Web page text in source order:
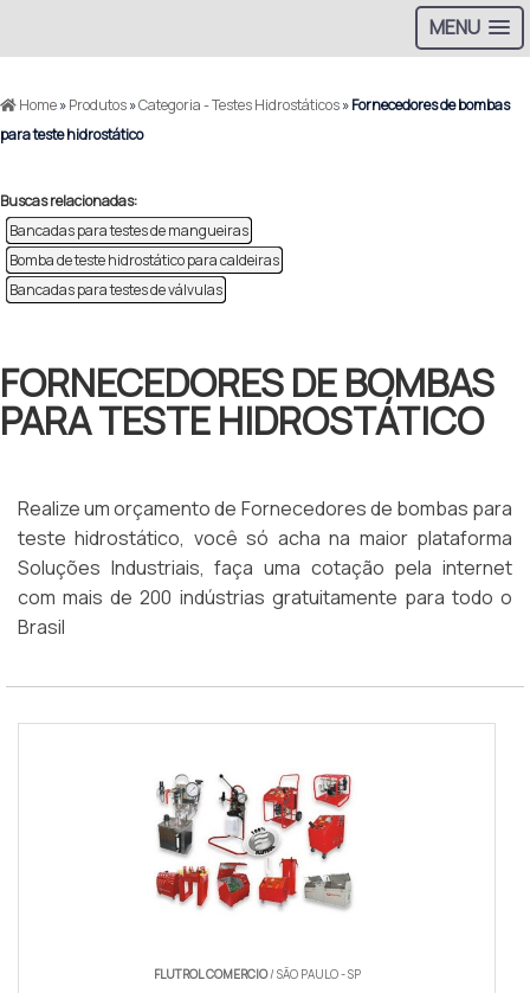
MENU
Home»Produtos»Categoria - Testes Hidrostáticos»Fornecedores de bombas
para teste hidrostático
Buscas relacionadas:
Bancadas para testes de mangueiras
Bomba de teste hidrostático para caldeiras
Bancadas para testes de válvulas
FORNECEDORES DE BOMBAS
PARA TESTE HIDROSTÁTICO
Realize um orçamento de Fornecedores de bombas para
teste hidrostático, você só acha na maior plataforma
Soluções Industriais, faça uma cotação pela internet
com mais de 200 indústrias gratuitamente para todo o
Brasil
FLUTROL COMERCIO/ SÃO PAULO - SP